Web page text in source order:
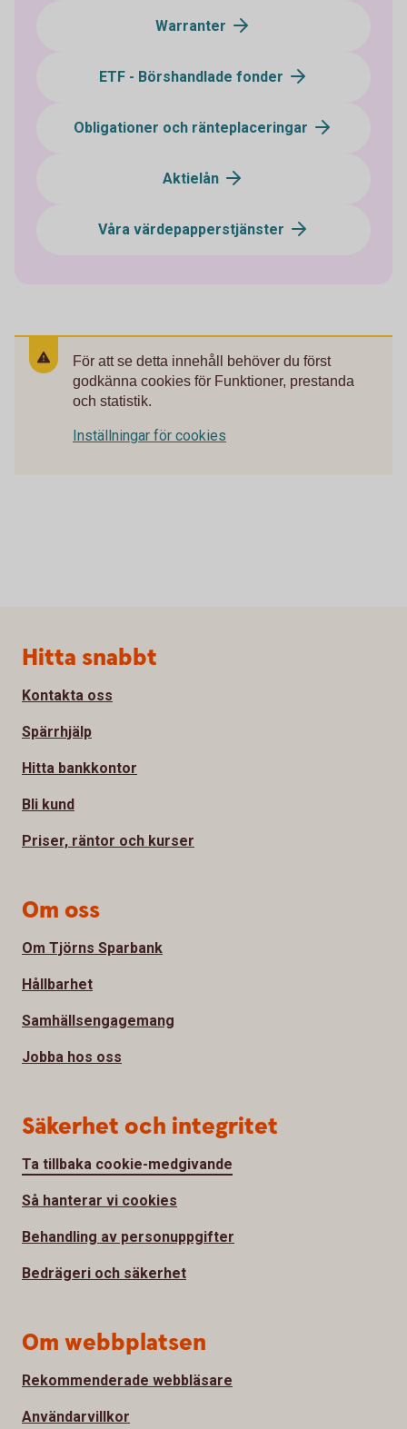
Warranter
ETF - Börshandlade fonder
Obligationer och ränteplaceringar
Aktielån
Våra värdepapperstjänster
För att se detta innehåll behöver du först
godkänna cookies för Funktioner, prestanda
och statistik.
Inställningar för cookies
Sidfot
Hitta snabbt
Kontakta oss
Spärrhjälp
Hitta bankkontor
Bli kund
Priser, räntor och kurser
Om oss
Om Tjörns Sparbank
Hållbarhet
Samhällsengagemang
Jobba hos oss
Säkerhet och integritet
Ta tillbaka cookie-medgivande
Så hanterar vi cookies
Behandling av personuppgifter
Bedrägeri och säkerhet
Om webbplatsen
Rekommenderade webbläsare
Användarvillkor